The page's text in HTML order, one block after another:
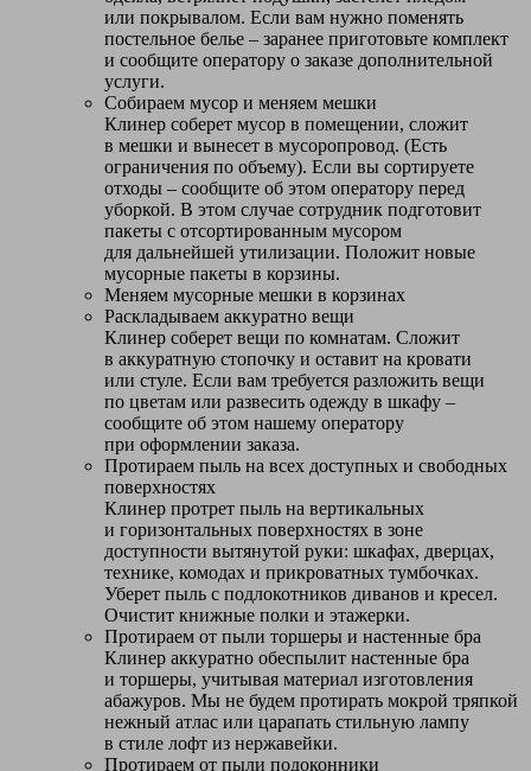
или покрывалом. Если вам нужно поменять
постельное белье – заранее приготовьте комплект
и сообщите оператору о заказе дополнительной
услуги.
Собираем мусор и меняем мешки
Клинер соберет мусор в помещении, сложит
в мешки и вынесет в мусоропровод. (Есть
ограничения по объему). Если вы сортируете
отходы – сообщите об этом оператору перед
уборкой. В этом случае сотрудник подготовит
пакеты с отсортированным мусором
для дальнейшей утилизации. Положит новые
мусорные пакеты в корзины.
Меняем мусорные мешки в корзинах
Раскладываем аккуратно вещи
Клинер соберет вещи по комнатам. Сложит
в аккуратную стопочку и оставит на кровати
или стуле. Если вам требуется разложить вещи
по цветам или развесить одежду в шкафу –
сообщите об этом нашему оператору
при оформлении заказа.
Протираем пыль на всех доступных и свободных
поверхностях
Клинер протрет пыль на вертикальных
и горизонтальных поверхностях в зоне
доступности вытянутой руки: шкафах, дверцах,
технике, комодах и прикроватных тумбочках.
Уберет пыль с подлокотников диванов и кресел.
Очистит книжные полки и этажерки.
Протираем от пыли торшеры и настенные бра
Клинер аккуратно обеспылит настенные бра
и торшеры, учитывая материал изготовления
абажуров. Мы не будем протирать мокрой тряпкой
нежный атлас или царапать стильную лампу
в стиле лофт из нержавейки.
Протираем от пыли подоконники